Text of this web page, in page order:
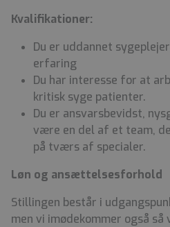
Kvalifikationer:
Du er uddannet
erfaring
Du har interesse for at
kritisk syge patienter.
Du er ansvarsbevidst,
være en del af et team,
på tværs af specialer.
Løn og ansættelsesforhold
Stillingen består i
men vi imødekommer også